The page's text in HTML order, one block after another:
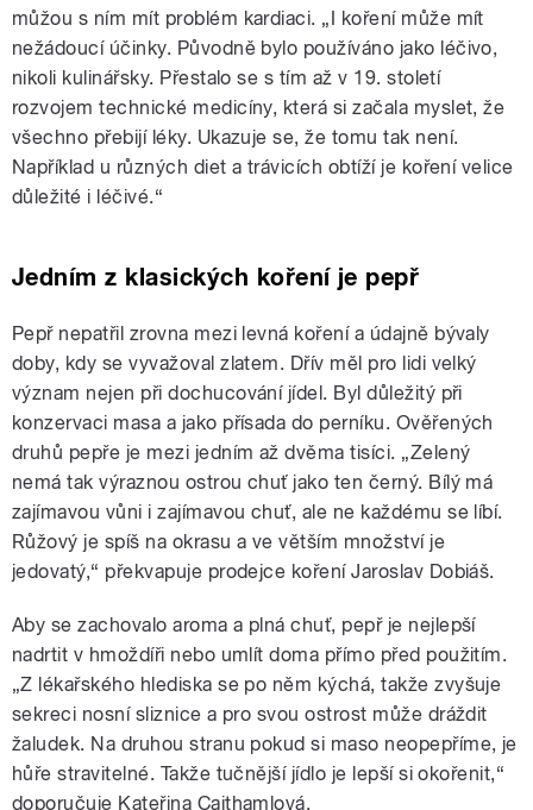
můžou s ním mít problém kardiaci. „I koření může mít
nežádoucí účinky. Původně bylo používáno jako léčivo,
nikoli kulinářsky. Přestalo se s tím až v 19. století
rozvojem technické medicíny, která si začala myslet, že
všechno přebijí léky. Ukazuje se, že tomu tak není.
Například u různých diet a trávicích obtíží je koření velice
důležité i léčivé.“
Jedním z klasických koření je pepř
Pepř nepatřil zrovna mezi levná koření a údajně bývaly
doby, kdy se vyvažoval zlatem. Dřív měl pro lidi velký
význam nejen při dochucování jídel. Byl důležitý při
konzervaci masa a jako přísada do perníku. Ověřených
druhů pepře je mezi jedním až dvěma tisíci. „Zelený
nemá tak výraznou ostrou chuť jako ten černý. Bílý má
zajímavou vůni i zajímavou chuť, ale ne každému se líbí.
Růžový je spíš na okrasu a ve větším množství je
jedovatý,“ překvapuje prodejce koření Jaroslav Dobiáš.
Aby se zachovalo aroma a plná chuť, pepř je nejlepší
nadrtit v hmoždíři nebo umlít doma přímo před použitím.
„Z lékařského hlediska se po něm kýchá, takže zvyšuje
sekreci nosní sliznice a pro svou ostrost může dráždit
žaludek. Na druhou stranu pokud si maso neopepříme, je
hůře stravitelné. Takže tučnější jídlo je lepší si okořenit,“
doporučuje Kateřina Cajthamlová.